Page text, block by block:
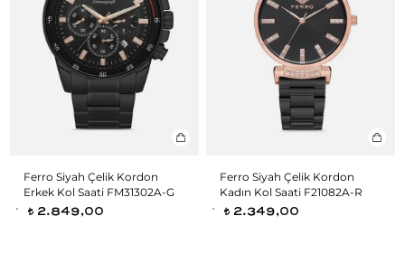
Ferro Siyah Çelik Kordon
Erkek Kol Saati FM31302A-G
t 2.849,00
Ferro Siyah Çelik Kordon
Kadın Kol Saati F21082A-R
t 2.349,00